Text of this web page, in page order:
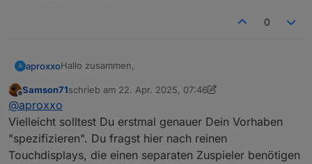
0
A aproxxoHallo zusammen,
ich recherchiere seit längerem welchen Touchdisplay
ich für meine Visualisierung nutzen möchte. Die
Suche ergab leider keine vernünftige Übersicht,
welche zu empfehlen sind.
Wünschenswert wäre, wenn jeder mal ein Bild von
seinem Display und den Typ hier hochlädt. Um ein
besseren Vergleich zu starten.
Für mich wären folgende Punkte wichtig:
Samson71schrieb am 22. Apr. 2025, 07:46
zuletzt editiert von Samson71
@aproxxo
Vielleicht solltest Du erstmal genauer Dein Vorhaben
"spezifizieren". Du fragst hier nach reinen
Touchdisplays, die einen separaten Zuspieler benötigen